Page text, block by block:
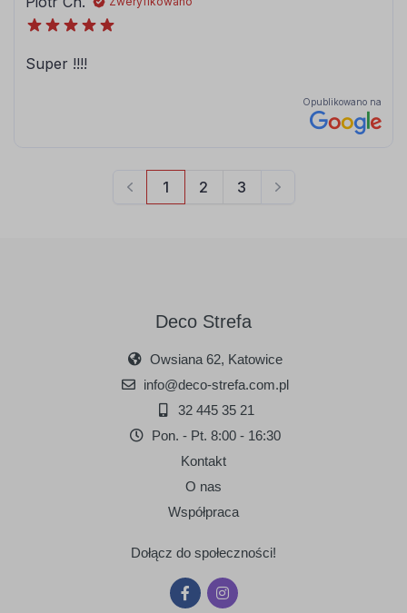
Deco Strefa
Owsiana 62, Katowice
info@deco-strefa.com.pl
32 445 35 21
Pon. - Pt. 8:00 - 16:30
Kontakt
O nas
Współpraca
Dołącz do społeczności!